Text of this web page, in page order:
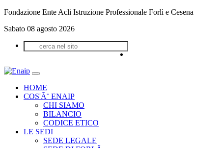
Fondazione Ente Acli Istruzione Professionale Forlì e Cesena
Sabato 08 agosto 2026
HOME
COS'Ã¨ ENAIP
CHI SIAMO
BILANCIO
CODICE ETICO
LE SEDI
SEDE LEGALE